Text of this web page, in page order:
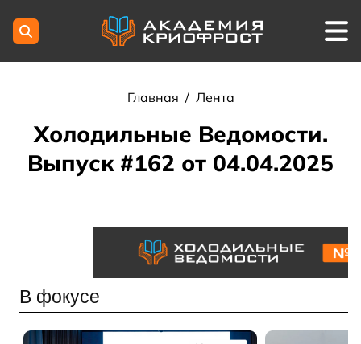
Главная / Лента
Холодильные Ведомости.
Выпуск #162 от 04.04.2025